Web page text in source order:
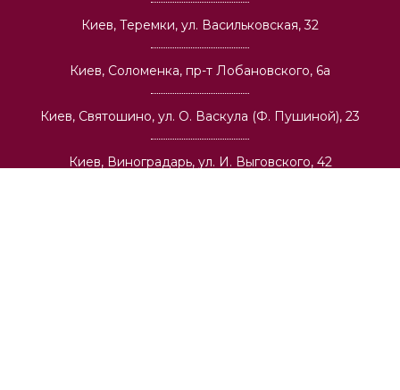
Киев, Теремки, ул. Васильковская, 32
Киев, Соломенка, пр-т Лобановского, 6а
Киев, Святошино, ул. О. Васкула (Ф. Пушиной), 23
Киев, Виноградарь, ул. И. Выговского, 42